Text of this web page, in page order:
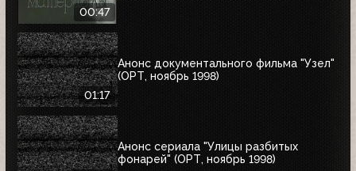
00:47
01:17
Анонс документального фильма "Узел"
(ОРТ, ноябрь 1998)
Анонс сериала "Улицы разбитых
фонарей" (ОРТ, ноябрь 1998)